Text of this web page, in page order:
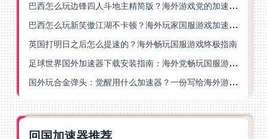
巴西怎么玩边锋四人斗地主精简版？海外游戏党的加速器终极选择
巴西怎么玩新笑傲江湖不卡顿？海外玩家国服游戏加速终极指南（附猫和老鼠一梦江湖实测）
英国打明日之后怎么提速的？海外畅玩国服游戏终极指南
足球世界国外加速器下载安装指南：海外党畅玩国服游戏的终极解决方案
国外玩合金弹头：觉醒用什么加速器？一份写给海外游子的畅玩指南
回国加速器推荐